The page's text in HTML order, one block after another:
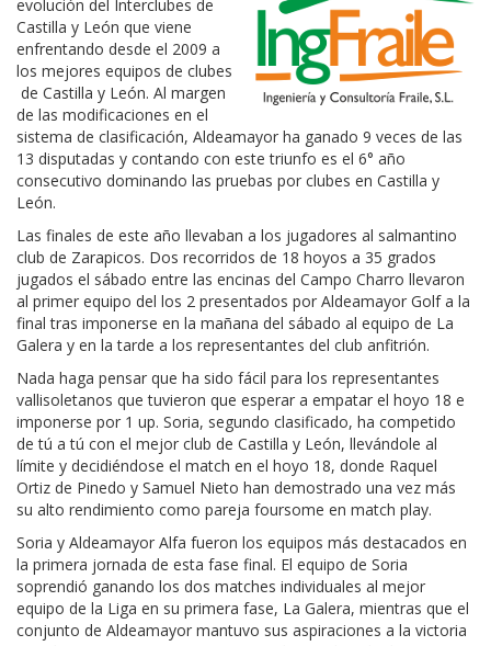
evolución del Interclubes de
Castilla y León que viene
enfrentando desde el 2009 a
los mejores equipos de clubes
de Castilla y León. Al margen
de las modificaciones en el
sistema de clasificación, Aldeamayor ha ganado 9 veces de las
13 disputadas y contando con este triunfo es el 6° año
consecutivo dominando las pruebas por clubes en Castilla y
León.
Las finales de este año llevaban a los jugadores al salmantino
club de Zarapicos. Dos recorridos de 18 hoyos a 35 grados
jugados el sábado entre las encinas del Campo Charro llevaron
al primer equipo del los 2 presentados por Aldeamayor Golf a la
final tras imponerse en la mañana del sábado al equipo de La
Galera y en la tarde a los representantes del club anfitrión.
Nada haga pensar que ha sido fácil para los representantes
vallisoletanos que tuvieron que esperar a empatar el hoyo 18 e
imponerse por 1 up. Soria, segundo clasificado, ha competido
de tú a tú con el mejor club de Castilla y León, llevándole al
límite y decidiéndose el match en el hoyo 18, donde Raquel
Ortiz de Pinedo y Samuel Nieto han demostrado una vez más
su alto rendimiento como pareja foursome en match play.
Soria y Aldeamayor Alfa fueron los equipos más destacados en
la primera jornada de esta fase final. El equipo de Soria
soprendió ganando los dos matches individuales al mejor
equipo de la Liga en su primera fase, La Galera, mientras que el
conjunto de Aldeamayor mantuvo sus aspiraciones a la victoria